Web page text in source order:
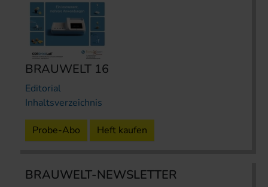
BRAUWELT 16
Editorial
Inhaltsverzeichnis
Probe-Abo Heft kaufen
BRAUWELT-NEWSLETTER